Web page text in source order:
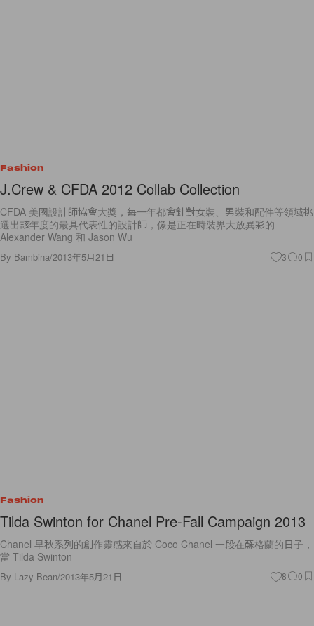
Fashion
J.Crew & CFDA 2012 Collab Collection
CFDA 美國設計師協會大獎，每一年都會針對女裝、男裝和配件等領域挑
選出該年度的最具代表性的設計師，像是正在時裝界大放異彩的
Alexander Wang 和 Jason Wu
By Bambina/2013年5月21日 3 0
Fashion
Tilda Swinton for Chanel Pre-Fall Campaign 2013
Chanel 早秋系列的創作靈感來自於 Coco Chanel 一段在蘇格蘭的日子，
當 Tilda Swinton
By Lazy Bean/2013年5月21日 8 0